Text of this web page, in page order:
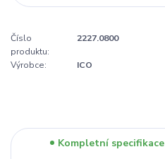
Číslo
produktu:
2227.0800
Výrobce: ICO
Kompletní specifikace